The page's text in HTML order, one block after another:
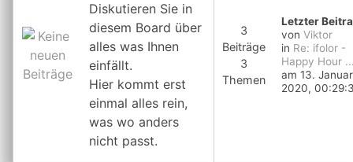
Diskutieren Sie in
diesem Board über
alles was Ihnen
einfällt.
Hier kommt erst
einmal alles rein,
was wo anders
nicht passt.
3
Beiträge
3
Themen
Letzter
von Viktor
in Re: ifolor -
Happy Hour
am 13. Januar
2020,